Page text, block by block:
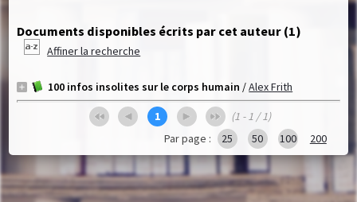
Documents disponibles écrits par cet auteur (1)
Affiner la recherche
100 infos insolites sur le corps humain /Alex Frith
1
(1 - 1 / 1)
Par page :
25 50 100 200